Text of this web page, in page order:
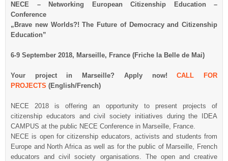
NECE – Networking European Citizenship Education –
Conference
„Brave new Worlds?! The Future of Democracy and Citizenship
Education”
6-9 September 2018, Marseille, France (Friche la Belle de Mai)
Your project in Marseille? Apply now!CALL FOR
PROJECTS (English/French)
NECE 2018 is offering an opportunity to present projects of
citizenship educators and civil society initiatives during the IDEA
CAMPUS at the public NECE Conference in Marseille, France.
NECE is open for citizenship educators, activists and students from
Europe and North Africa as well as for the public of Marseille, French
educators and civil society organisations. The open and creative